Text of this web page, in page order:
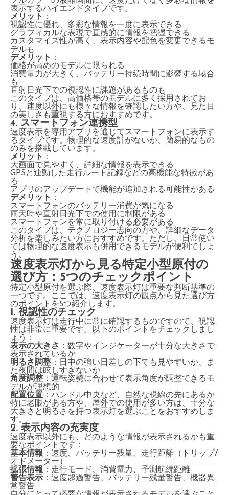
表示するハイエンドタイプです。
メリット
：
視認性に優れ、多彩な情報を一度に表示できる
グラフィカルな表現で直感的に情報を把握できる
カスタマイズ性が高く、表示内容や配色を変更できるモ
デルも
デメリット
：
価格が高めのモデルに限られる
消費電力が大きく、バッテリー持続時間に影響する場合
も
直射日光下での視認性に課題があるものも
このタイプは、高価格帯のモデルに多く採用されてお
り、速度以外にも様々な情報を確認したい方や、見た目
の美しさも重視する方におすすめです。
4. スマートフォン連携型
速度表示を専用アプリを通じてスマートフォンに表示す
るタイプです。物理的な速度計がないか、簡易的なもの
のみを搭載しています。
メリット
：
大画面で見やすく、詳細な情報を表示できる
GPSと連動した走行ルート記録などの高機能な特徴があ
る
アプリのアップデートで機能が追加される可能性がある
デメリット
：
スマートフォンのバッテリー消費が気になる
雨天時や直射日光下での使用に制限がある
スマートフォンを常に取り付ける必要がある
このタイプは、テクノロジー志向の方や、詳細なデータ
分析を楽しみたい方におすすめです。ただし、日常使い
では物理的な速度表示も併用できるモデルが便利でしょ
う。
速度表示灯から見る特定小型原付の
選び方：5つのチェックポイント
特定小型原付を選ぶ際、速度表示灯は重要な判断基準の
一つです。ここでは、速度表示灯の観点から見た選び方
のポイントを5つ紹介します。
1. 視認性のチェック
速度表示灯は走行中に常に確認するものですので、視認
性は非常に重要です。以下のポイントをチェックしまし
ょう：
表示の大きさ ：数字やインジケーターが十分な大きさで
表示されているか
明るさ調整 ：日中の強い日差しの下でも見やすいか、ま
た夜間は眩しすぎないか
角度調整 ：運転姿勢に合わせて表示角度が調整できるモ
デルが理想的
配置位置 ：ハンドル中央など、自然な視線の先にあるか
特に老眼がある方や、屋外での使用が多い方は、十分な
大きさと明るさを持つ表示灯を選ぶことをおすすめしま
す。
2. 表示内容の充実度
速度表示以外にも、どのような情報が表示されるかも重
要なポイントです：
基本情報 ：速度、バッテリー残量、走行距離（トリップ/
オドメーター）
拡張情報 ：走行モード、消費電力、予測航続距離
警告表示 ：速度超過警告、バッテリー残量警告、機器異
常警告